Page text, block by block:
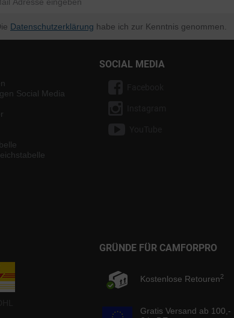
Datenschutzerklärung habe ich zur Kenntnis genommen.
Social Media
SOCIAL MEDIA
GRÜNDE FÜR CAMFORPRO
Kostenlose Retouren2
Gratis Versand ab 100,-